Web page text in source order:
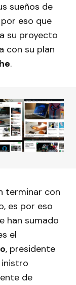
sueños de
eso que
su proyecto
con su plan
.
terminar con
es por eso
han sumado
el
, presidente
de